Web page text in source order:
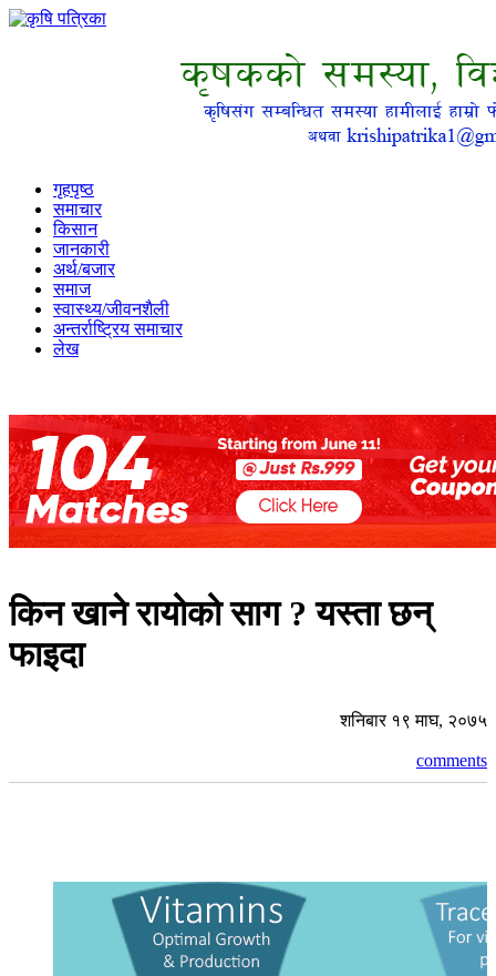
गृहपृष्ठ
समाचार
किसान
जानकारी
अर्थ/बजार
समाज
स्वास्थ्य/जीवनशैली
अन्तर्राष्ट्रिय समाचार
लेख
किन खाने रायोको साग ? यस्ता छन्
फाइदा
शनिबार १९ माघ, २०७५
comments